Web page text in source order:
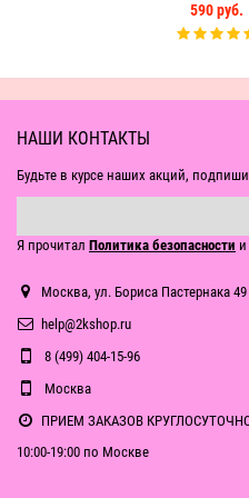
590 руб.
НАШИ КОНТАКТЫ
Будьте в курсе наших акций,
Я прочитал Политика безопасности
Москва, ул. Бориса Пастернака 49
help@2kshop.ru
8 (499) 404-15-96
Москва
ПРИЕМ ЗАКАЗОВ
10:00-19:00 по Москве